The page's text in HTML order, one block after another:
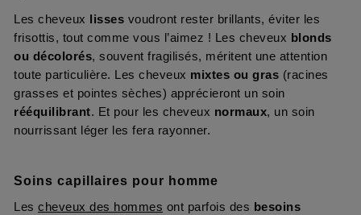
Les cheveux lisses voudront rester brillants, éviter les
frisottis, tout comme vous l’aimez ! Les cheveux blonds
ou décolorés, souvent fragilisés, méritent une attention
toute particulière. Les cheveux mixtes ou gras (racines
grasses et pointes sèches) apprécieront un soin
rééquilibrant. Et pour les cheveux normaux, un soin
nourrissant léger les fera rayonner.
Soins capillaires pour homme
Les cheveux des hommes ont parfois des besoins